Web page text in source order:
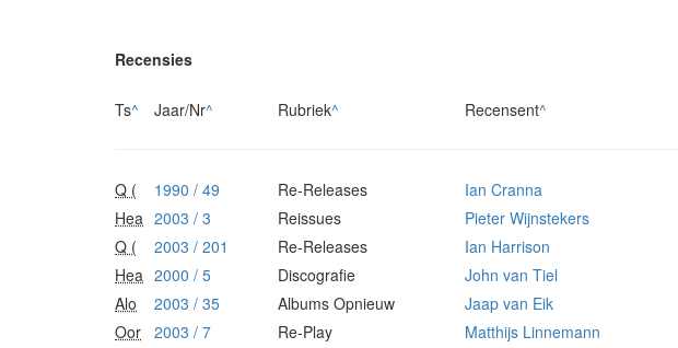
Recensies
Ts^ Jaar/Nr^ Rubriek^ Recensent^
Q ( 1990 / 49 Re-Releases Ian Cranna
Hea 2003 / 3 Reissues Pieter Wijnstekers
Q (
2003 / 201 Re-Releases Ian Harrison
Hea 2000 / 5 Discografie John van Tiel
Alo
2003 / 35 Albums Opnieuw Jaap van Eik
Oor 2003 / 7 Re-Play
Matthijs Linnemann